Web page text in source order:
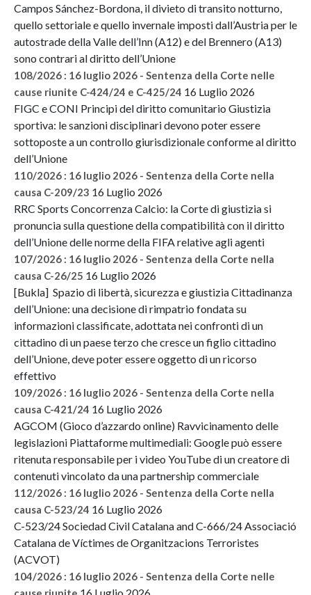
Campos Sánchez-Bordona, il divieto di transito notturno,
quello settoriale e quello invernale imposti dall’Austria per le
autostrade della Valle dell’Inn (A12) e del Brennero (A13)
sono contrari al diritto dell’Unione
108/2026 : 16 luglio 2026 - Sentenza della Corte nelle
cause riunite C-424/24 e C-425/24 16 Luglio 2026
FIGC e CONI Principi del diritto comunitario Giustizia
sportiva: le sanzioni disciplinari devono poter essere
sottoposte a un controllo giurisdizionale conforme al diritto
dell’Unione
110/2026 : 16 luglio 2026 - Sentenza della Corte nella
causa C-209/23 16 Luglio 2026
RRC Sports Concorrenza Calcio: la Corte di giustizia si
pronuncia sulla questione della compatibilità con il diritto
dell’Unione delle norme della FIFA relative agli agenti
107/2026 : 16 luglio 2026 - Sentenza della Corte nella
causa C-26/25 16 Luglio 2026
[Bukla] Spazio di libertà, sicurezza e giustizia Cittadinanza
dell’Unione: una decisione di rimpatrio fondata su
informazioni classificate, adottata nei confronti di un
cittadino di un paese terzo che cresce un figlio cittadino
dell’Unione, deve poter essere oggetto di un ricorso
effettivo
109/2026 : 16 luglio 2026 - Sentenza della Corte nella
causa C-421/24 16 Luglio 2026
AGCOM (Gioco d’azzardo online) Ravvicinamento delle
legislazioni Piattaforme multimediali: Google può essere
ritenuta responsabile per i video YouTube di un creatore di
contenuti vincolato da una partnership commerciale
112/2026 : 16 luglio 2026 - Sentenza della Corte nella
causa C-523/24 16 Luglio 2026
C-523/24 Sociedad Civil Catalana and C-666/24 Associació
Catalana de Víctimes de Organitzacions Terroristes
(ACVOT)
104/2026 : 16 luglio 2026 - Sentenza della Corte nelle
16 Luglio 2026